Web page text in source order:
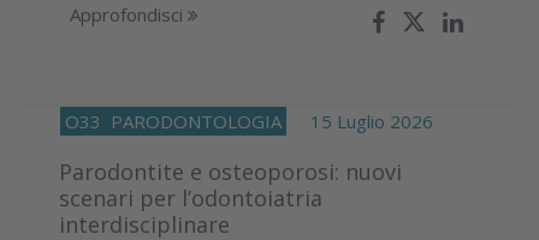
Approfondisci
O33 PARODONTOLOGIA 15 Luglio 2026
Parodontite e osteoporosi: nuovi
scenari per l’odontoiatria
interdisciplinare